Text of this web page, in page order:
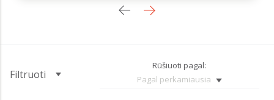
Filtruoti
Rūšiuoti pagal:
Pagal perkamiausia